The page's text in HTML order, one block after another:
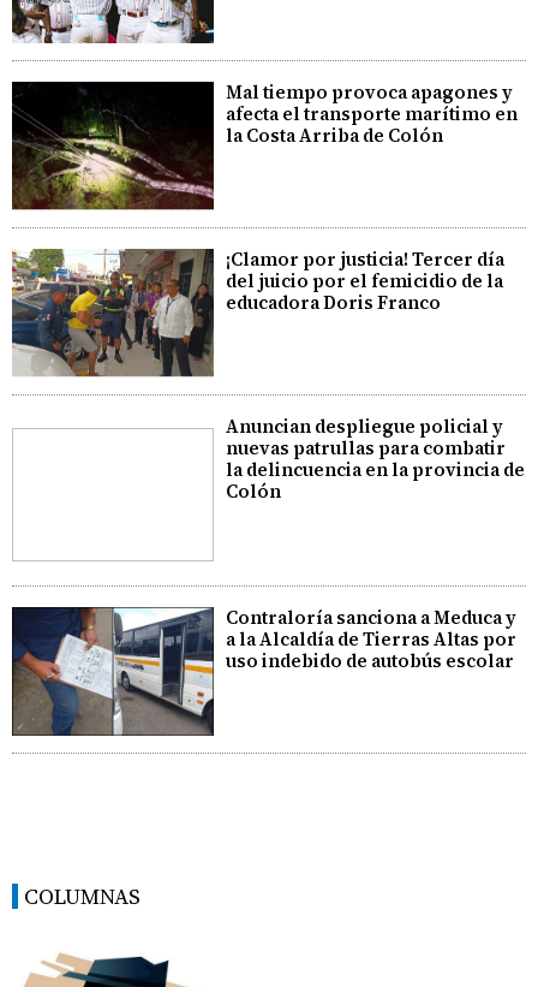
Mal tiempo provoca apagones y
afecta el transporte marítimo en
la Costa Arriba de Colón
¡Clamor por justicia! Tercer día
del juicio por el femicidio de la
educadora Doris Franco
Anuncian despliegue policial y
nuevas patrullas para combatir
la delincuencia en la provincia de
Colón
Contraloría sanciona a Meduca y
a la Alcaldía de Tierras Altas por
uso indebido de autobús escolar
COLUMNAS